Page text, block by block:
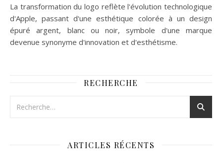
La transformation du logo reflète l'évolution technologique
d'Apple, passant d'une esthétique colorée à un design
épuré argent, blanc ou noir, symbole d'une marque
devenue synonyme d'innovation et d'esthétisme.
RECHERCHE
ARTICLES RÉCENTS